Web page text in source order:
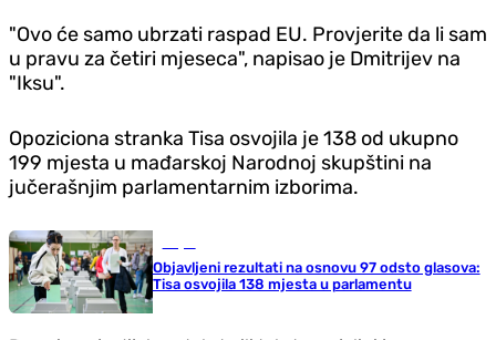
"Ovo će samo ubrzati raspad EU. Provjerite da li sam
u pravu za četiri mjeseca", napisao je Dmitrijev na
"Iksu".
Opoziciona stranka Tisa osvojila je 138 od ukupno
199 mjesta u mađarskoj Narodnoj skupštini na
jučerašnjim parlamentarnim izborima.
Objavljeni rezultati na osnovu 97 odsto glasova:
Tisa osvojila 138 mjesta u parlamentu